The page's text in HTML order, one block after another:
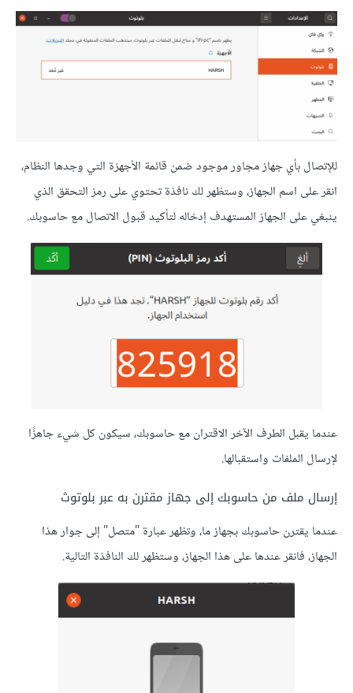
للإتصال بأي جهاز مجاور موجود ضمن قائمة اﻷجهزة التي وجدها النظام،
انقر على اسم الجهاز، وستظهر لك نافذة تحتوي على رمز التحقق الذي
ينبغي على الجهاز المستهدف إدخاله لتأكيد قبول الاتصال مع حاسوبك.
عندما يقبل الطرف اﻵخر الاقتران مع حاسوبك، سيكون كل شيء جاهزًا
ﻹرسال الملفات واستقبالها.
إرسال ملف من حاسوبك إلى جهاز مقترن به عبر بلوتوث
عندما يقترن حاسوبك بجهاز ما، وتظهر عبارة "متصل" إلى جوار هذا
الجهاز، فانقر عندها على هذا الجهاز، وستظهر لك النافذة التالية.